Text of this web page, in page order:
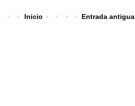
Entrada antigua
Inicio